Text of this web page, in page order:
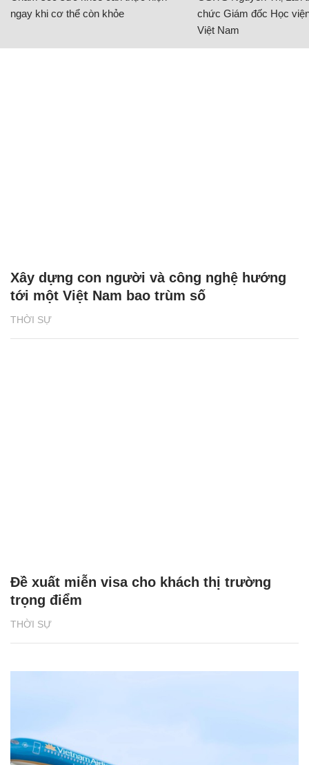
ngay khi cơ thể còn khỏe
chức Giám đốc Học
Việt Nam
THỜI SỰ
Xây dựng con người và công nghệ hướng
tới một Việt Nam bao trùm số
THỜI SỰ
Đề xuất miễn visa cho khách thị trường
trọng điểm